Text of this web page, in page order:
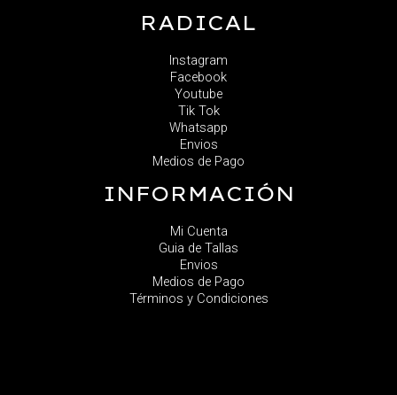
RADICAL
Instagram
Facebook
Youtube
Tik Tok
Whatsapp
Envios
Medios de Pago
INFORMACIÓN
Mi Cuenta
Guia de Tallas
Envios
Medios de Pago
Términos y Condiciones